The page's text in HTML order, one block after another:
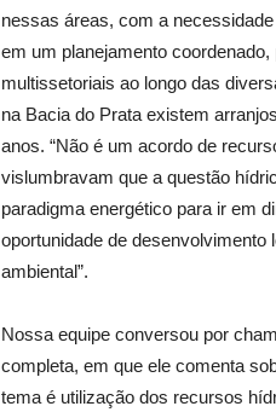
nessas áreas, com a
em um planejamento
multissetoriais ao longo das
na Bacia do Prata existem
anos. “Não é um acordo de
vislumbravam que a questão
paradigma energético para ir em
oportunidade de
ambiental”.
Nossa equipe conversou por
completa, em que ele comenta
tema é utilização dos recursos